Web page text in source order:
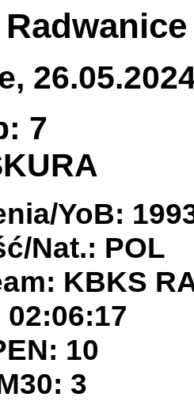
7
YoB:
Nat.: POL
KBKS
10
3